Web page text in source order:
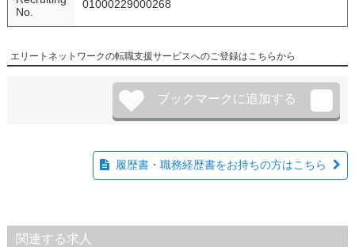
No.
01000229000268
エリートネットワークの転職支援サービスへのご登録はこちらから
履歴書・職務経歴書をお持ちの方はこちら
関連する求人